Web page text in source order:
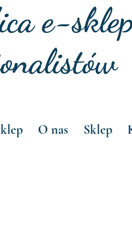
e-
O nas Sklep